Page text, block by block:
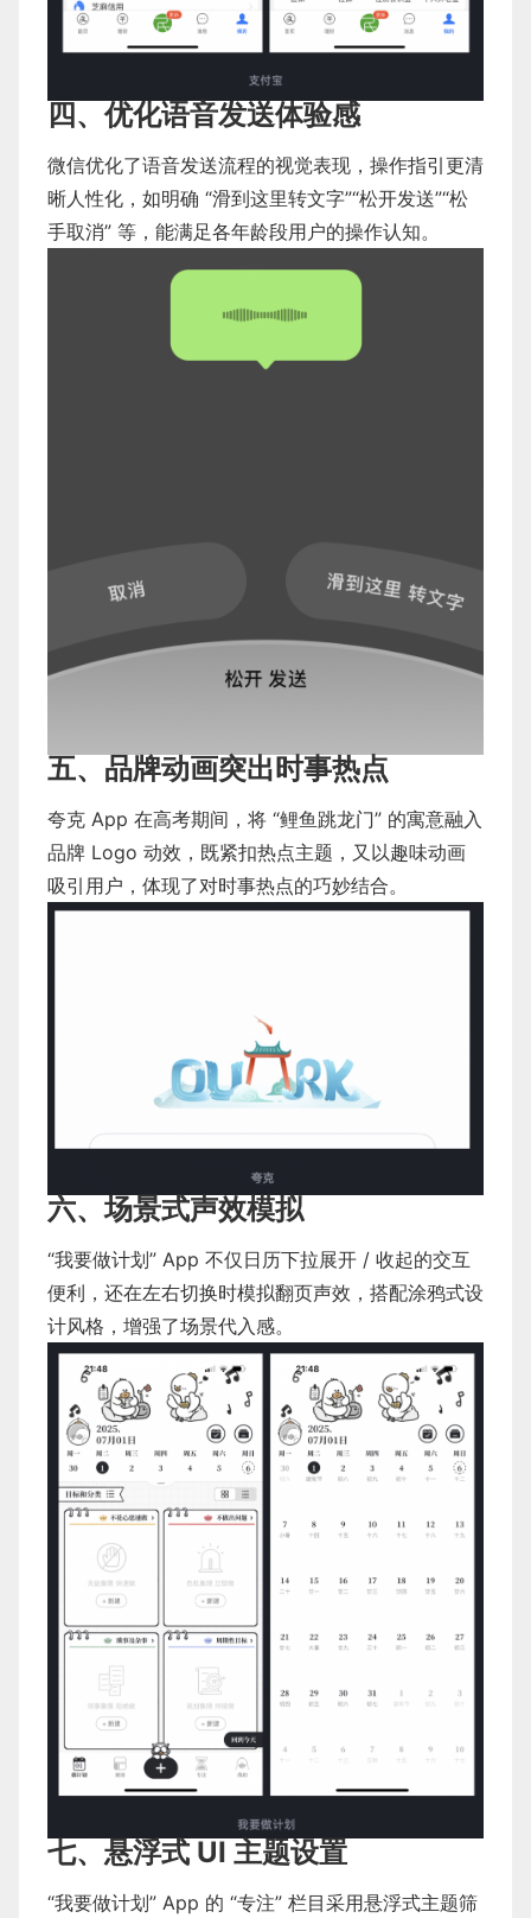
四、优化语音发送体验感
微信优化了语音发送流程的视觉表现，操作指引更清
晰人性化，如明确 “滑到这里转文字”“松开发送”“松
手取消” 等，能满足各年龄段用户的操作认知。
五、品牌动画突出时事热点
夸克 App 在高考期间，将 “鲤鱼跳龙门” 的寓意融入
品牌 Logo 动效，既紧扣热点主题，又以趣味动画
吸引用户，体现了对时事热点的巧妙结合。
六、场景式声效模拟
“我要做计划” App 不仅日历下拉展开 / 收起的交互
便利，还在左右切换时模拟翻页声效，搭配涂鸦式设
计风格，增强了场景代入感。
七、悬浮式 UI 主题设置
“我要做计划” App 的 “专注” 栏目采用悬浮式主题筛